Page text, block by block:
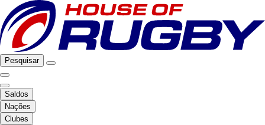
Pesquisar
Saldos
Nações
Clubes